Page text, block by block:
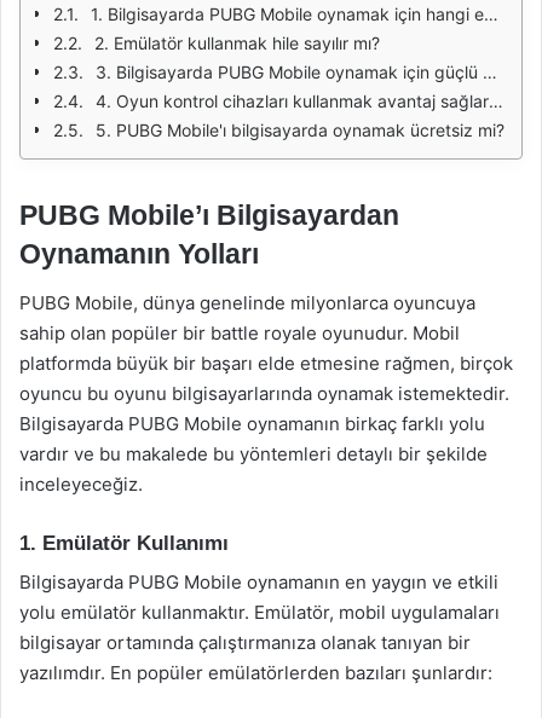
1. Bilgisayarda PUBG Mobile oynamak için hangi emülatörü önerirsiniz?
2. Emülatör kullanmak hile sayılır mı?
3. Bilgisayarda PUBG Mobile oynamak için güçlü bir bilgisayara ihtiyacım var mı?
4. Oyun kontrol cihazları kullanmak avantaj sağlar mı?
5. PUBG Mobile'ı bilgisayarda oynamak ücretsiz mi?
PUBG Mobile’ı Bilgisayardan
Oynamanın Yolları
PUBG Mobile, dünya genelinde milyonlarca oyuncuya
sahip olan popüler bir battle royale oyunudur. Mobil
platformda büyük bir başarı elde etmesine rağmen, birçok
oyuncu bu oyunu bilgisayarlarında oynamak istemektedir.
Bilgisayarda PUBG Mobile oynamanın birkaç farklı yolu
vardır ve bu makalede bu yöntemleri detaylı bir şekilde
inceleyeceğiz.
1. Emülatör Kullanımı
Bilgisayarda PUBG Mobile oynamanın en yaygın ve etkili
yolu emülatör kullanmaktır. Emülatör, mobil uygulamaları
bilgisayar ortamında çalıştırmanıza olanak tanıyan bir
yazılımdır. En popüler emülatörlerden bazıları şunlardır: